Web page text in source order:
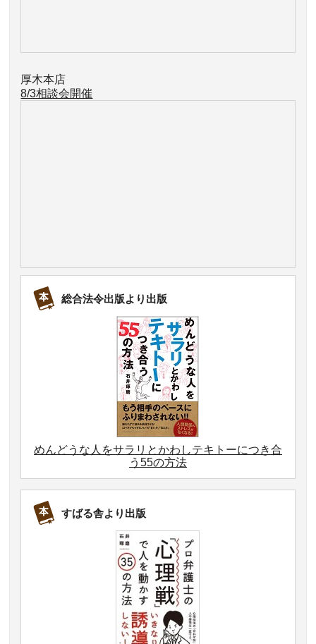
厚木本店
8/3相談会開催
総合法令出版より出版
めんどうな人をサラリとかわしテキトーにつき合
う55の方法
すばる舎より出版